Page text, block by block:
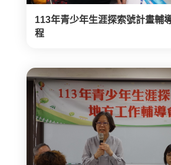
113年青少年生涯探索號計畫輔
程